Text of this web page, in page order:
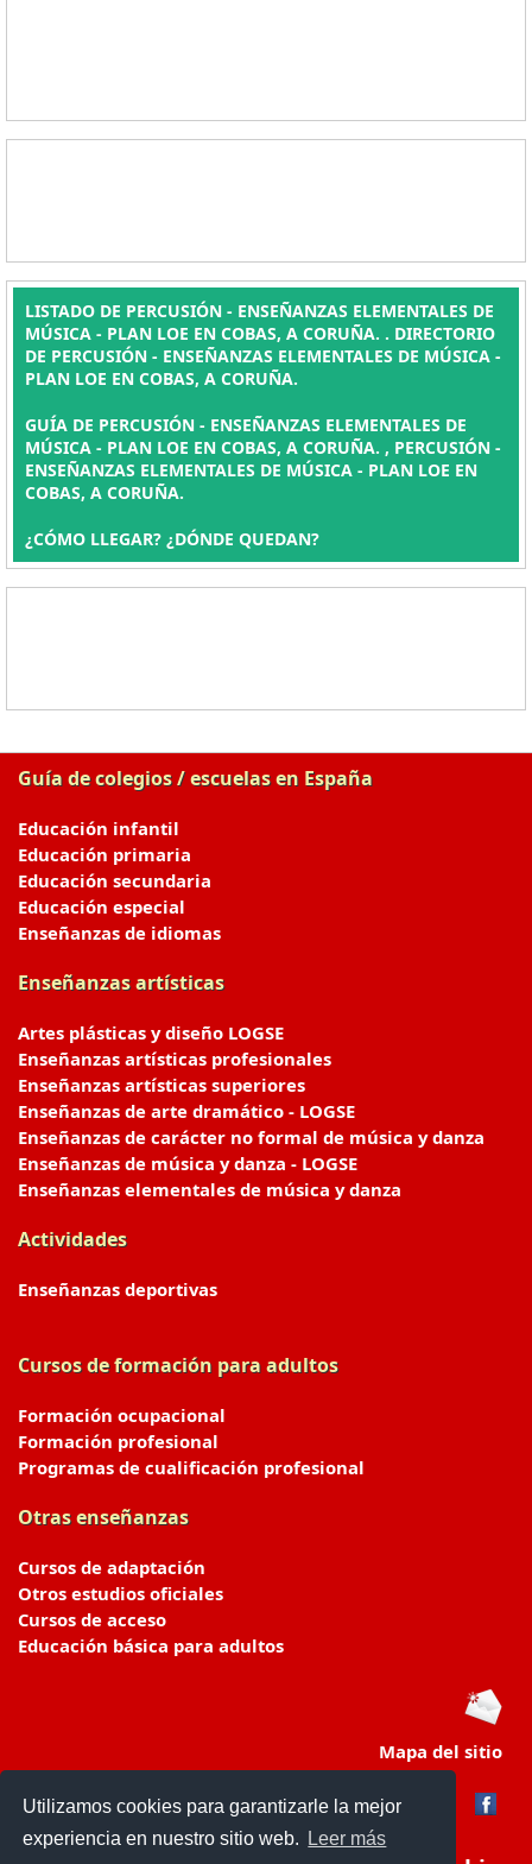
Utilizamos cookies para garantizarle la mejor
experiencia en nuestro sitio web.
Leer más
LISTADO DE PERCUSIÓN - ENSEÑANZAS ELEMENTALES DE
MÚSICA - PLAN LOE EN COBAS, A CORUÑA. . DIRECTORIO
DE PERCUSIÓN - ENSEÑANZAS ELEMENTALES DE MÚSICA -
PLAN LOE EN COBAS, A CORUÑA.
GUÍA DE PERCUSIÓN - ENSEÑANZAS ELEMENTALES DE
MÚSICA - PLAN LOE EN COBAS, A CORUÑA. , PERCUSIÓN -
ENSEÑANZAS ELEMENTALES DE MÚSICA - PLAN LOE EN
COBAS, A CORUÑA.
¿CÓMO LLEGAR? ¿DÓNDE QUEDAN?
Guía de colegios / escuelas en España
Educación infantil
Educación primaria
Educación secundaria
Educación especial
Enseñanzas de idiomas
Enseñanzas artísticas
Artes plásticas y diseño LOGSE
Enseñanzas artísticas profesionales
Enseñanzas artísticas superiores
Enseñanzas de arte dramático - LOGSE
Enseñanzas de carácter no formal de música y danza
Enseñanzas de música y danza - LOGSE
Enseñanzas elementales de música y danza
Actividades
Enseñanzas deportivas
Cursos de formación para adultos
Formación ocupacional
Formación profesional
Programas de cualificación profesional
Otras enseñanzas
Cursos de adaptación
Otros estudios oficiales
Cursos de acceso
Educación básica para adultos
Mapa del sitio